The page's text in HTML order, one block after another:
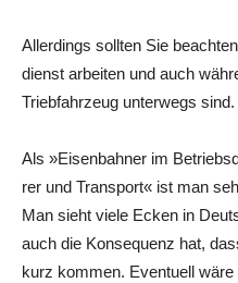
Aller­dings soll­ten Sie
dienst arbei­ten und auch
Trieb­fahr­zeug unter­wegs sind.
Als »Eisen­bah­ner im
rer und Trans­port« ist man
Man sieht vie­le Ecken in
auch die Kon­se­quenz hat,
kurz kom­men. Even­tu­ell